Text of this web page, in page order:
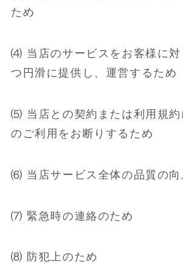
ため
⑷ 当店のサービスをお客様に対
つ円滑に提供し、運営するため
⑸ 当店との契約または利用規約
のご利用をお断りするため
⑹ 当店サービス全体の品質の向
⑺ 緊急時の連絡のため
⑻ 防犯上のため